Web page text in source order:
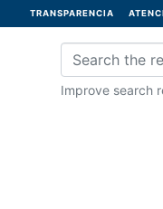
TRANSPARENCIA
Improve search